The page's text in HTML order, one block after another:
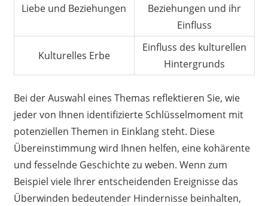
Liebe und Beziehungen
Beziehungen und ihr
Einfluss
Kulturelles Erbe
Einfluss des kulturellen
Hintergrunds
Bei der Auswahl eines Themas reflektieren Sie, wie
jeder von Ihnen identifizierte Schlüsselmoment mit
potenziellen Themen in Einklang steht. Diese
Übereinstimmung wird Ihnen helfen, eine kohärente
und fesselnde Geschichte zu weben. Wenn zum
Beispiel viele Ihrer entscheidenden Ereignisse das
Überwinden bedeutender Hindernisse beinhalten,